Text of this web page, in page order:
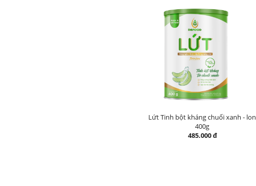
Lứt Tinh bột kháng chuối xanh - lon
400g
485.000 đ